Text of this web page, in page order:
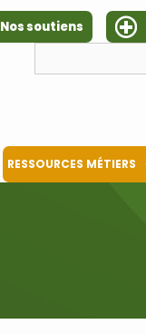
Nos soutiens
RESSOURCES MÉTIERS